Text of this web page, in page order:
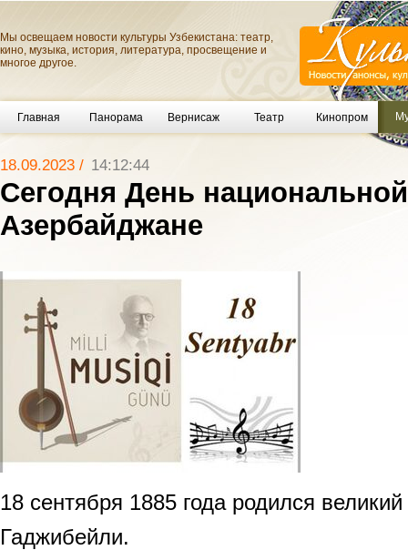
Мы освещаем новости культуры Узбекистана: театр,
кино, музыка, история, литература, просвещение и
многое другое.
Главная Панорама Вернисаж Театр Кинопром
18.09.2023 / 14:12:44
Сегодня День
Азербайджане
18 сентября 1885 года родился
Гаджибейли.